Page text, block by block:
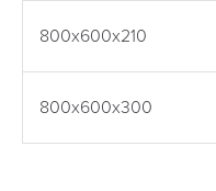
800x600x210
800x600x300